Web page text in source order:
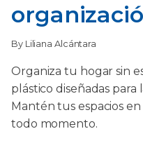
By Liliana Alcántara
Organiza tu hogar sin
plástico diseñadas para
Mantén tus espacios
todo momento.